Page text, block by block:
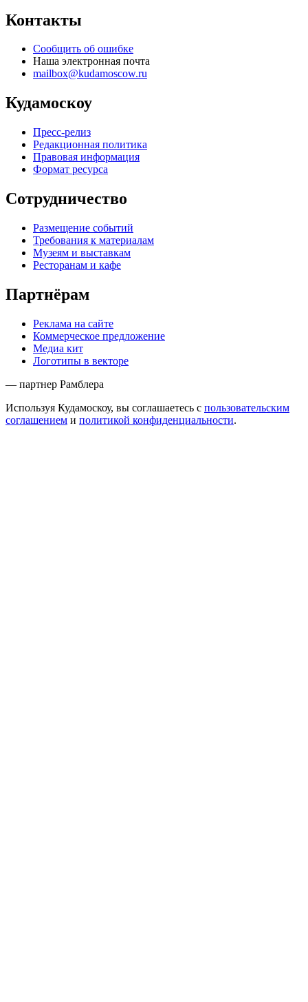
Контакты
Сообщить об ошибке
Наша электронная почта
mailbox@kudamoscow.ru
Кудамоскоу
Пресс-релиз
Редакционная политика
Правовая информация
Формат ресурса
Сотрудничество
Размещение событий
Требования к материалам
Музеям и выставкам
Ресторанам и кафе
Партнёрам
Реклама на сайте
Коммерческое предложение
Медиа кит
Логотипы в векторе
— партнер Рамблера
Используя Кудамоскоу, вы соглашаетесь с пользовательским
соглашением и политикой конфиденциальности.